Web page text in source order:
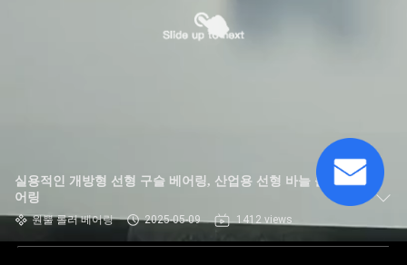
실용적인 개방형 선형 구슬 베어링, 산업용 선형 바늘 롤러 베
어링
원뿔 롤러 베어링 2025-05-09 1412 views